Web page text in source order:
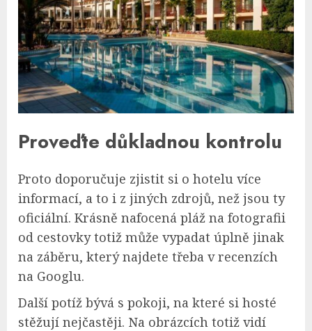
Proveďte důkladnou kontrolu
Proto doporučuje zjistit si o hotelu více
informací, a to i z jiných zdrojů, než jsou ty
oficiální. Krásně nafocená pláž na fotografii
od cestovky totiž může vypadat úplně jinak
na záběru, který najdete třeba v recenzích
na Googlu.
Další potíž bývá s pokoji, na které si hosté
stěžují nejčastěji. Na obrázcích totiž vidí